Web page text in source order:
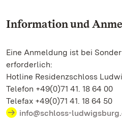
Information und
Eine Anmeldung ist bei
erforderlich:
Hotline Residenzschloss
Telefon +49(0)71 41. 18 64 00
Telefax +49(0)71 41. 18 64 50
info@schloss-